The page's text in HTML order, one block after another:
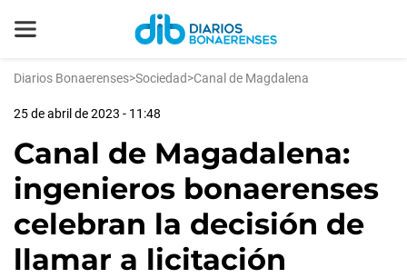
Diarios Bonaerenses>Sociedad>Canal de Magdalena
25 de abril de 2023 - 11:48
Canal de Magadalena:
ingenieros bonaerenses
celebran la decisión de
llamar a licitación